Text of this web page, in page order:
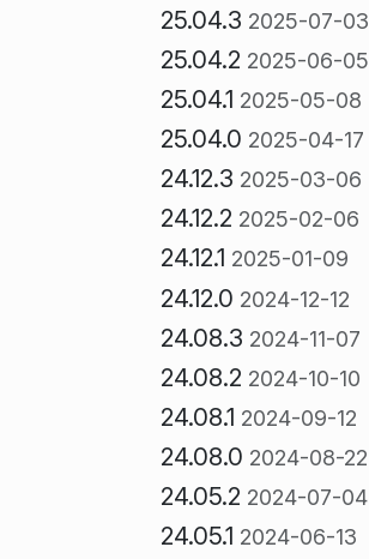
25.04.3 2025-07-03
25.04.2 2025-06-05
25.04.1 2025-05-08
25.04.0 2025-04-17
24.12.3 2025-03-06
24.12.2 2025-02-06
24.12.1 2025-01-09
24.12.0 2024-12-12
24.08.3 2024-11-07
24.08.2 2024-10-10
24.08.1 2024-09-12
24.08.0 2024-08-22
24.05.2 2024-07-04
24.05.1 2024-06-13